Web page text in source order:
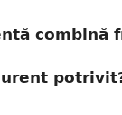
combină